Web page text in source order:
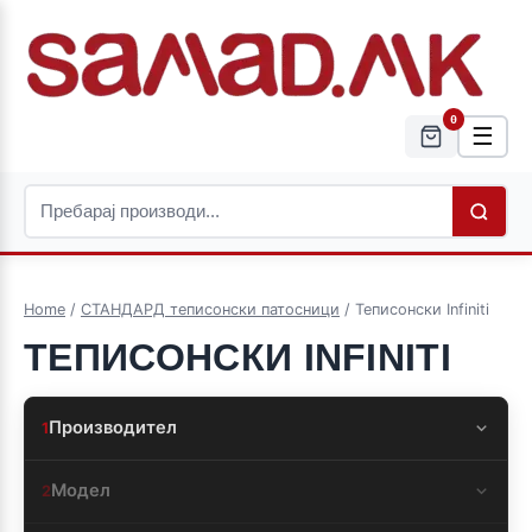
0
☰
Home / СТАНДАРД теписонски патосници / Теписонски Infiniti
ТЕПИСОНСКИ INFINITI
1Производител
2Модел